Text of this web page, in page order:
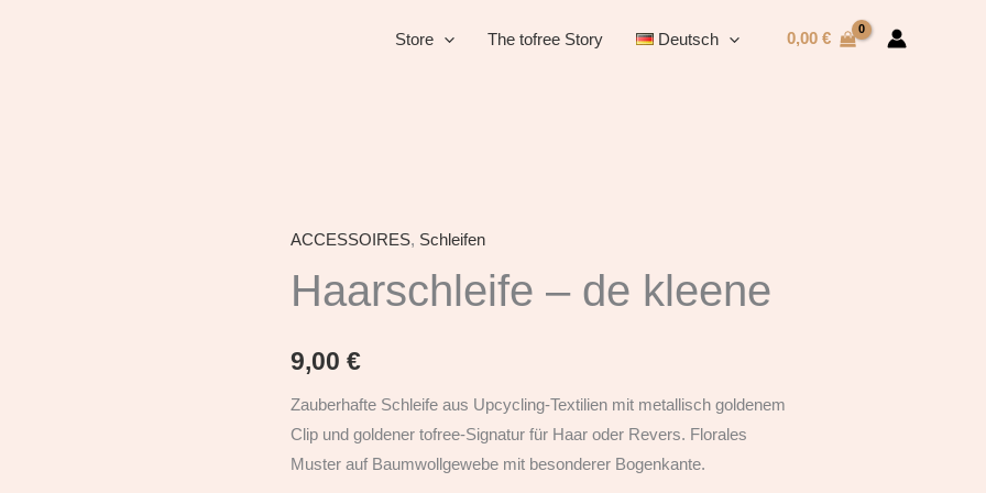
Store The tofree Story Deutsch 0,00 €
ACCESSOIRES, Schleifen
Haarschleife – de kleene
9,00 €
Zauberhafte Schleife aus Upcycling-Textilien mit metallisch goldenem
Clip und goldener tofree-Signatur für Haar oder Revers. Florales
Muster auf Baumwollgewebe mit besonderer Bogenkante.
Haarschleife
-
de
Menge